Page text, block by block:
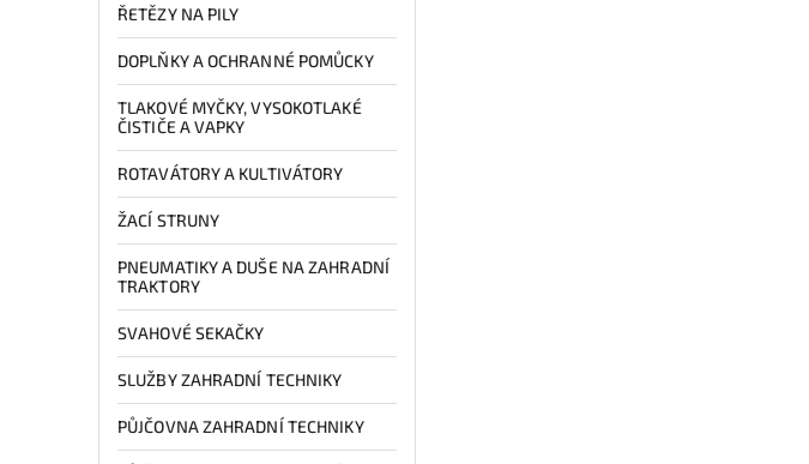
ŘETĚZY NA PILY
DOPLŇKY A OCHRANNÉ POMŮCKY
TLAKOVÉ MYČKY, VYSOKOTLAKÉ
ČISTIČE A VAPKY
ROTAVÁTORY A KULTIVÁTORY
ŽACÍ STRUNY
PNEUMATIKY A DUŠE NA ZAHRADNÍ
TRAKTORY
SVAHOVÉ SEKAČKY
SLUŽBY ZAHRADNÍ TECHNIKY
PŮJČOVNA ZAHRADNÍ TECHNIKY